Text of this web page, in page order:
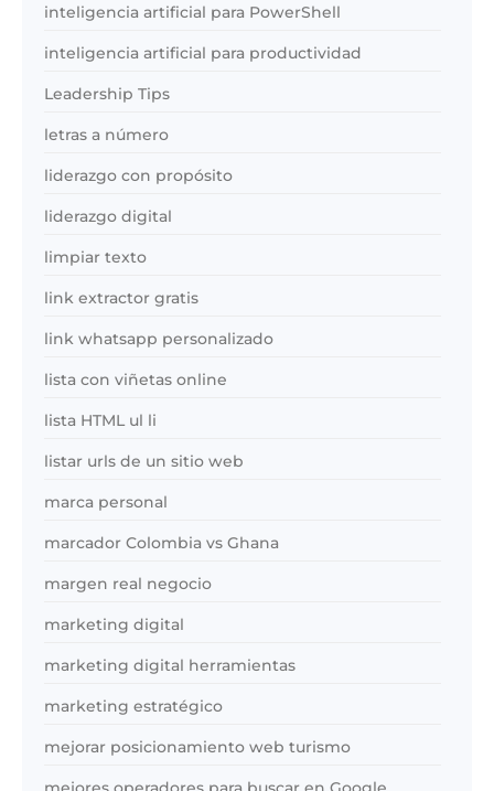
inteligencia artificial para PowerShell
inteligencia artificial para productividad
Leadership Tips
letras a número
liderazgo con propósito
liderazgo digital
limpiar texto
link extractor gratis
link whatsapp personalizado
lista con viñetas online
lista HTML ul li
listar urls de un sitio web
marca personal
marcador Colombia vs Ghana
margen real negocio
marketing digital
marketing digital herramientas
marketing estratégico
mejorar posicionamiento web turismo